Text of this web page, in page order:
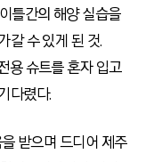
틀간의 해양 실습을
갈 수 있게 된 것.
용 슈트를 혼자 입고
다렸다.
받으며 드디어 제주